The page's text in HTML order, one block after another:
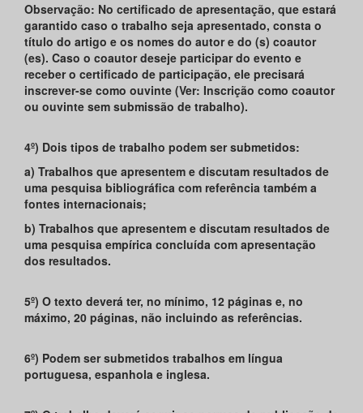
Observação: No certificado de apresentação, que estará
garantido caso o trabalho seja apresentado, consta o
título do artigo e os nomes do autor e do (s) coautor
(es). Caso o coautor deseje participar do evento e
receber o certificado de participação, ele precisará
inscrever-se como ouvinte (Ver: Inscrição como coautor
ou ouvinte sem submissão de trabalho).
4º) Dois tipos de trabalho podem ser submetidos:
a) Trabalhos que apresentem e discutam resultados de
uma pesquisa bibliográfica com referência também a
fontes internacionais;
b) Trabalhos que apresentem e discutam resultados de
uma pesquisa empírica concluída com apresentação
dos resultados.
5º) O texto deverá ter, no mínimo, 12 páginas e, no
máximo, 20 páginas, não incluindo as referências.
6º) Podem ser submetidos trabalhos em língua
portuguesa, espanhola e inglesa.